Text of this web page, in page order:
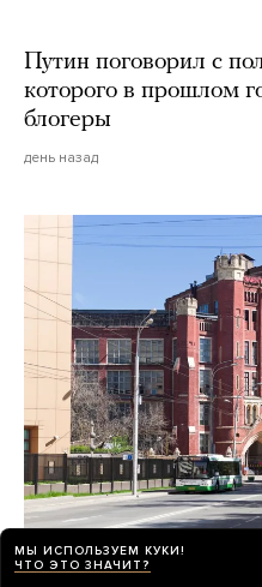
Путин поговорил с
которого в прошлом
блогеры
день назад
Все лето
МЫ ИСПОЛЬЗУЕМ КУКИ!
ЧТО ЭТО ЗНАЧИТ?